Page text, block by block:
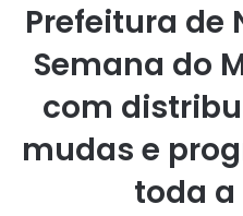
Prefeitura de
Semana do
com
mudas e
toda